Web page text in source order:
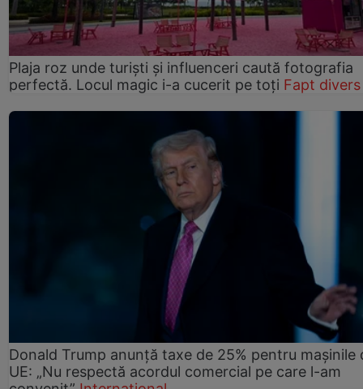
Plaja roz unde turiști și influenceri caută fotografia
perfectă. Locul magic i-a cucerit pe toți Fapt divers
Donald Trump anunță taxe de 25% pentru mașinile
UE: „Nu respectă acordul comercial pe care l-am